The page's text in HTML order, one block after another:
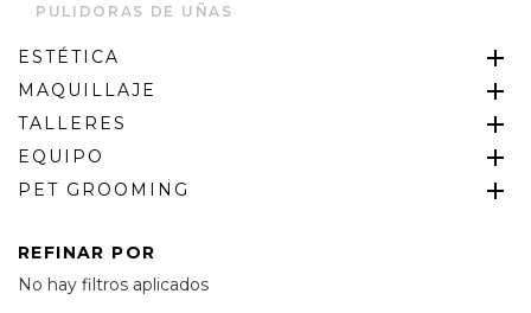
PULIDORAS DE UÑAS
ESTÉTICA
MAQUILLAJE
TALLERES
EQUIPO
PET GROOMING
REFINAR POR
No hay filtros aplicados